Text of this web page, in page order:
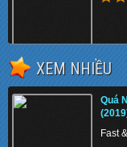
The
Lượt
XEM NHIỀU
Quá
Fast